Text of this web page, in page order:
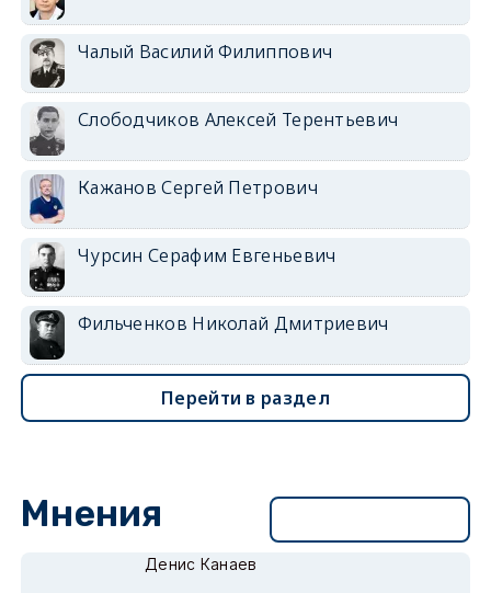
Чалый Василий Филиппович
Слободчиков Алексей Терентьевич
Кажанов Сергей Петрович
Чурсин Серафим Евгеньевич
Фильченков Николай Дмитриевич
Перейти в раздел
Мнения
Денис Канаев